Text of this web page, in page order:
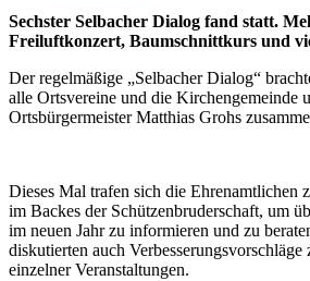
Sechster Selbacher Dialog fand statt.
Freiluftkonzert, Baumschnittkurs und
Der regelmäßige „Selbacher Dialog“
alle Ortsvereine und die Kirchengemeinde
Ortsbürgermeister Matthias Grohs
Dieses Mal trafen sich die Ehrenamtlichen
im Backes der Schützenbruderschaft, um
im neuen Jahr zu informieren und zu
diskutierten auch
einzelner Veranstaltungen.